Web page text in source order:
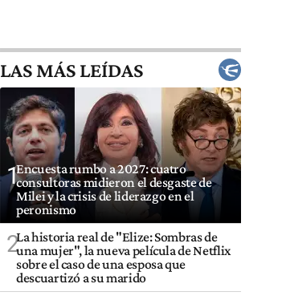
LAS MÁS LEÍDAS
1Encuesta rumbo a 2027: cuatro
consultoras midieron el desgaste de
Milei y la crisis de liderazgo en el
peronismo
2La historia real de "Elize: Sombras de
una mujer", la nueva película de Netflix
sobre el caso de una esposa que
descuartizó a su marido